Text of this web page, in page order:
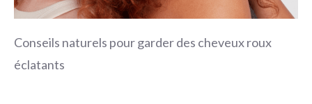
Conseils naturels pour garder des cheveux roux
éclatants